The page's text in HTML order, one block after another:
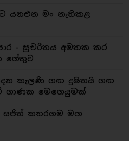
යනඑන මං නැතිකළ
- සුචරිතය අමතක කර
හේතුව
කැලණි ගඟ දුෂිතයි ගඟ
මෙහෙයුමක්
සජිත් කතරගම මහ